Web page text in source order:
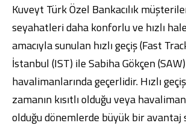
Yatırım
Kuveyt Türk Özel Bankacılık
seyahatleri daha konforlu ve hızlı
amacıyla sunulan hızlı geçiş (Fast
İstanbul (IST) ile Sabiha Gökçen (SAW)
havalimanlarında geçerlidir. Hızlı geçiş
zamanın kısıtlı olduğu veya
olduğu dönemlerde büyük bir avantaj